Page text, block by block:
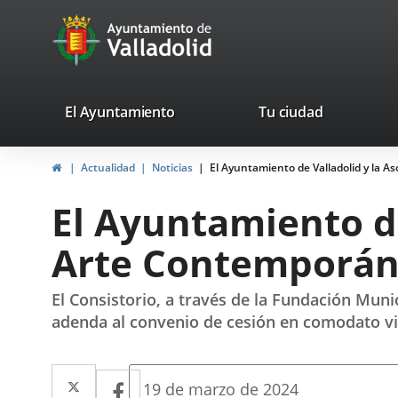
Portal
Web
Ayuntamiento
de
valladolid.es
El Ayuntamiento Tu ciudad
InicioActualidad Noticias El Ayuntamiento de Valladolid y la
El Ayuntamiento
Arte
El Consistorio, a través de la Fundación
adenda al convenio de cesión en comodato
Twitter
EnlaceFacebook
Enlace
Fecha
19 de marzo de 2024